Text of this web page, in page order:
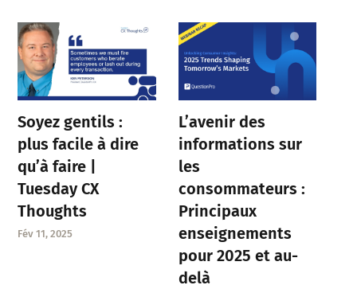
Soyez gentils :
plus facile à dire
qu’à faire |
Tuesday CX
Thoughts
Fév 11, 2025
L’avenir des
informations sur
les
consommateurs :
Principaux
enseignements
pour 2025 et au-
delà